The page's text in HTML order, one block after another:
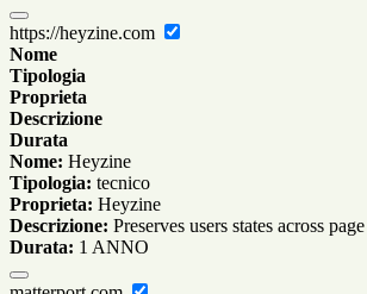
https://heyzine.com
Nome
Tipologia
Proprieta
Descrizione
Durata
Nome: Heyzine
Tipologia: tecnico
Proprieta: Heyzine
Descrizione: Preserves users states across
Durata: 1 ANNO